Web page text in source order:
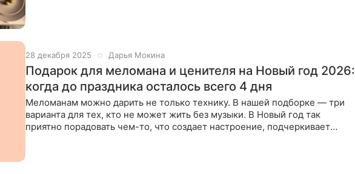
28 декабря 2025 Дарья Мокина
Подарок для меломана и ценителя на Новый год 2026:
когда до праздника осталось всего 4 дня
Меломанам можно дарить не только технику. В нашей подборке — три
варианта для тех, кто не может жить без музыки. В Новый год так
приятно порадовать чем-то, что создает настроение, подчеркивает